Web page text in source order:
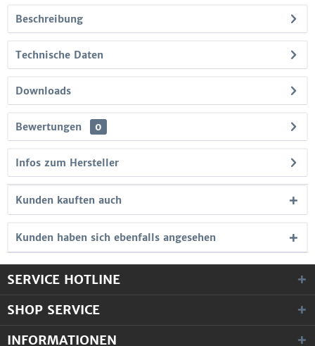
Beschreibung
Technische Daten
Downloads
Bewertungen 0
Infos zum Hersteller
Kunden kauften auch
Kunden haben sich ebenfalls angesehen
SERVICE HOTLINE
SHOP SERVICE
INFORMATIONEN